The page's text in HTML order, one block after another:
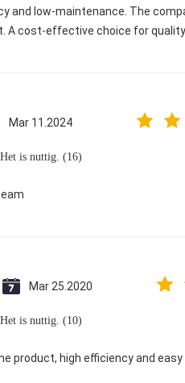
and low-maintenance. The
A cost-effective choice for
Mar 11.2024
Het is nuttig. (16)
Mar 25.2020
Het is nuttig. (10)
product, high efficiency and